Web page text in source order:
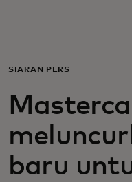
Untuk bisnis
Untuk dunia
Untuk
SIARAN PERS
baru